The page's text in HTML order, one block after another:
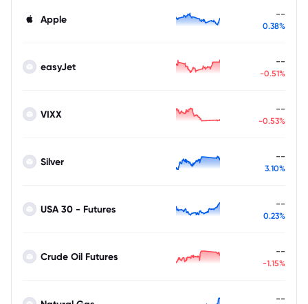
Apple --
0.38%
easyJet --
-0.51%
VIXX --
-0.53%
Silver --
3.10%
USA 30 - Futures --
0.23%
Crude Oil Futures --
-1.15%
--